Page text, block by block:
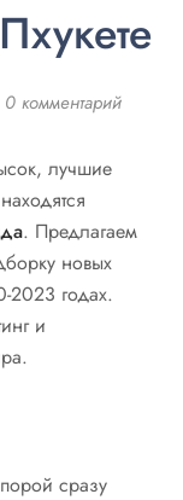
0 комментарий
лучшие
. Предлагаем
новых
2023 годах.
и
сразу